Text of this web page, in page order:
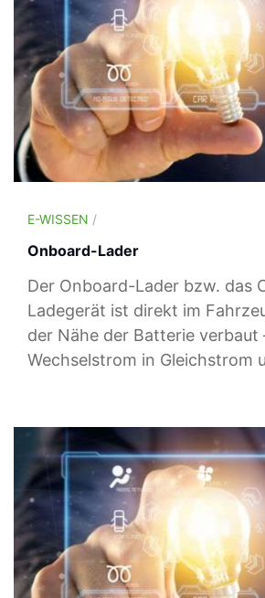
E-WISSEN /
Onboard-Lader
Der Onboard-Lader bzw. das
Ladegerät ist direkt im
der Nähe der Batterie verbaut
Wechselstrom in Gleichstrom